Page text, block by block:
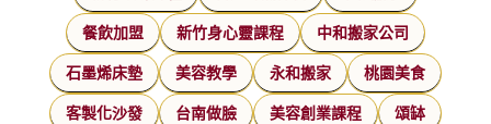
餐飲加盟 新竹身心靈課程 中和搬家公司
石墨烯床墊 美容教學 永和搬家 桃園美食
客製化沙發 台南做臉 美容創業課程 頌缽